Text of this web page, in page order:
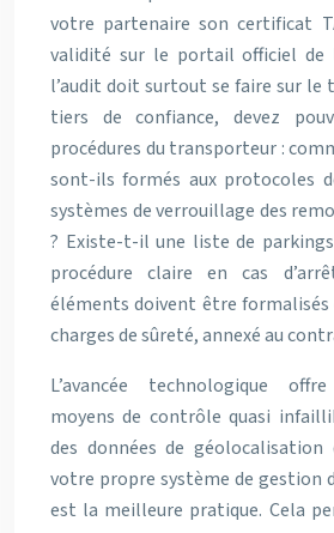
votre partenaire son certificat
validité sur le portail officiel de
l’audit doit surtout se faire sur le
tiers de confiance, devez
procédures du transporteur :
sont-ils formés aux protocoles
systèmes de verrouillage des
? Existe-t-il une liste de
procédure claire en cas
éléments doivent être formalisés
charges de sûreté, annexé au
L’avancée technologique
moyens de contrôle quasi
des données de géolocalisation
votre propre système de gestion
est la meilleure pratique. Cela